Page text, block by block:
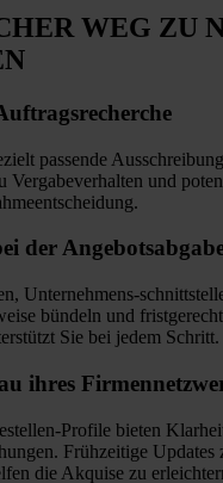
WEG ZU
passende
Vergabeverhalten und
der
Unternehmens-
bündeln und
Sie bei jedem Schritt.
ihres
Profile bieten
Frühzeitige Updates
die Akquise zu